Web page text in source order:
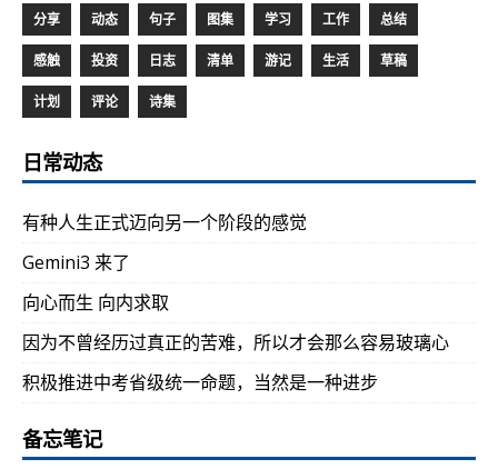
分享 动态 句子 图集 学习 工作 总结
感触 投资 日志 清单 游记 生活 草稿
计划 评论 诗集
日常动态
有种人生正式迈向另一个阶段的感觉
Gemini3 来了
向心而生 向内求取
因为不曾经历过真正的苦难，所以才会那么容易玻璃心
积极推进中考省级统一命题，当然是一种进步
备忘笔记